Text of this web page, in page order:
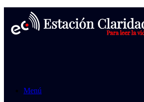
Menú